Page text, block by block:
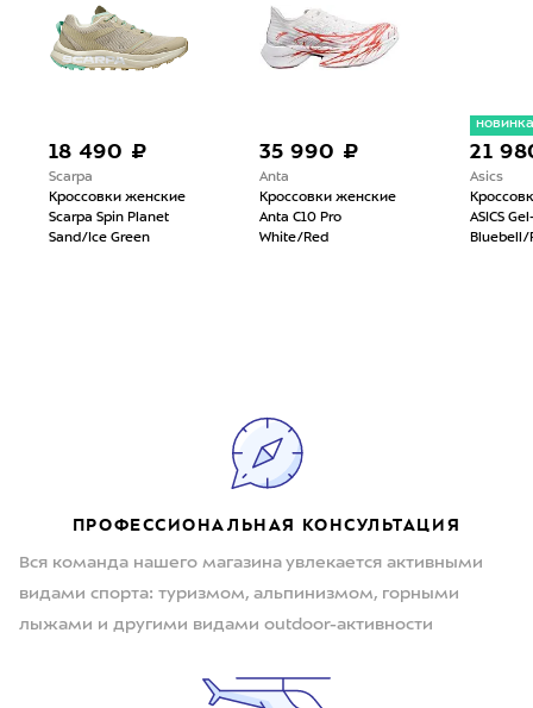
18 490 ₽
Scarpa
Кроссовки женские
Scarpa Spin Planet
Sand/Ice Green
35 990 ₽
Anta
Кроссовки женские
Anta C10 Pro
White/Red
новинка
21
Asics
ASICS
Bluebell/
ПРОФЕССИОНАЛЬНАЯ КОНСУЛЬТАЦИЯ
Вся команда нашего магазина увлекается активными
видами спорта: туризмом, альпинизмом, горными
лыжами и другими видами outdoor-активности